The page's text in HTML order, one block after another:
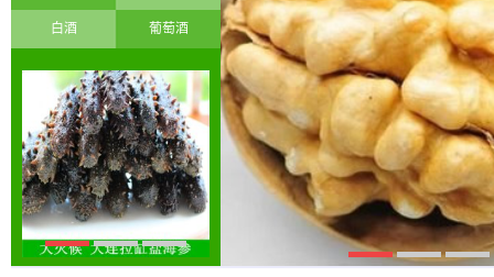
白酒 葡萄酒